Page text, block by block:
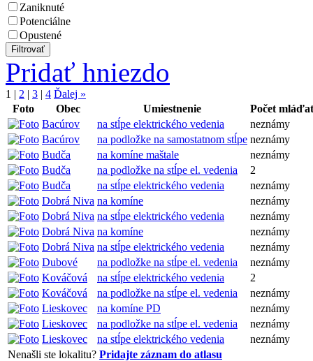
Zaniknuté
Potenciálne
Opustené
Pridať hniezdo
1 | 2 | 3 | 4 Ďalej »
Foto
Obec Umiestnenie
Počet mláďat
Bacúrov
na stĺpe elektrického vedenia
neznámy
Bacúrov
na podložke na samostatnom stĺpe neznámy
Budča
na komíne maštale
neznámy
Budča
na podložke na stĺpe el. vedenia
2
Budča
na stĺpe elektrického vedenia
neznámy
Dobrá Niva na komíne
neznámy
Dobrá Niva na stĺpe elektrického vedenia
neznámy
Dobrá Niva na komíne
neznámy
Dobrá Niva na stĺpe elektrického vedenia
neznámy
Dubové
na podložke na stĺpe el. vedenia
neznámy
Kováčová
na stĺpe elektrického vedenia
2
Kováčová
na podložke na stĺpe el. vedenia
neznámy
Lieskovec
na komíne PD
neznámy
Lieskovec
na podložke na stĺpe el. vedenia
neznámy
Lieskovec
na stĺpe elektrického vedenia
neznámy
Nenašli ste lokalitu? Pridajte záznam do atlasu